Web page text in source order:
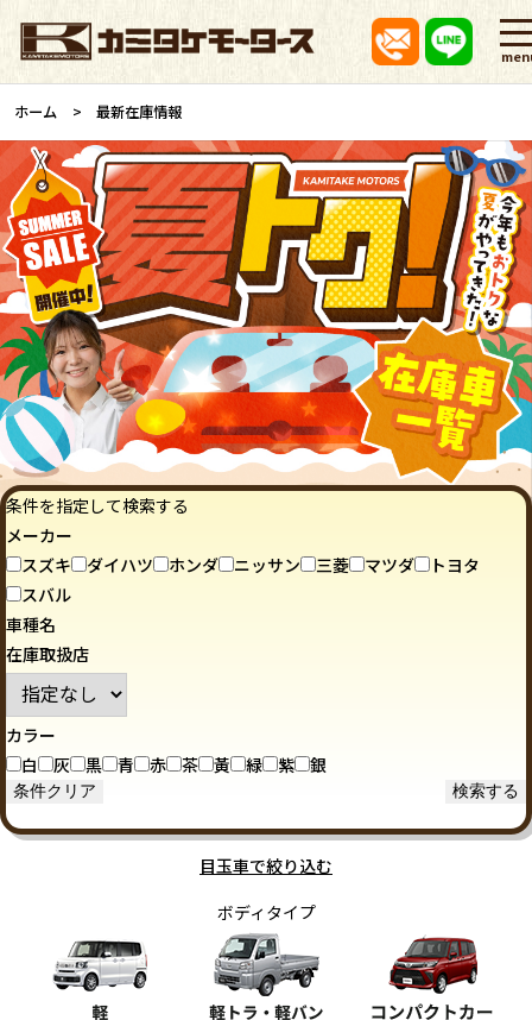
ホーム 最新在庫情報
条件を指定して検索する
メーカー
スズキ
ダイハツ ホンダ ニッサン 三菱 マツダ
トヨタ
スバル
車種名
在庫取扱店
カラー
白
灰 黒 青 赤 茶 黃 緑 紫 銀
目玉車で絞り込む
ボディタイプ